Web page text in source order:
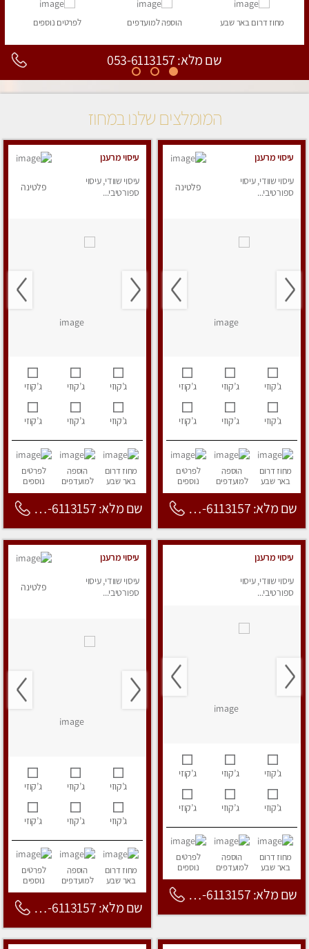
מחוז דרוםבאר שבע הוספהלמועדפים לפרטים נוספים
שם מלא: 053-6113157
המומלצים שלנו במחוז
עיסוי מרענן
עיסוי שוודי, עיסוי
ספורטיבי...
פלטינה
ג’קוזי ג’קוזי ג’קוזי
ג’קוזי ג’קוזי ג’קוזי
מחוז דרום
באר שבע
הוספה
למועדפים
לפרטים
נוספים
שם מלא: 053-6113157
עיסוי מרענן
עיסוי שוודי, עיסוי
ספורטיבי...
פלטינה
ג’קוזי ג’קוזי ג’קוזי
ג’קוזי ג’קוזי ג’קוזי
מחוז דרום
באר שבע
הוספה
למועדפים
לפרטים
נוספים
שם מלא: 053-6113157
עיסוי מרענן
עיסוי שוודי, עיסוי
ספורטיבי...
ג’קוזי ג’קוזי ג’קוזי
ג’קוזי ג’קוזי ג’קוזי
מחוז דרום
באר שבע
הוספה
למועדפים
לפרטים
נוספים
שם מלא: 053-6113157
עיסוי מרענן
עיסוי שוודי, עיסוי
ספורטיבי...
פלטינה
ג’קוזי ג’קוזי ג’קוזי
ג’קוזי ג’קוזי ג’קוזי
מחוז דרום
באר שבע
הוספה
למועדפים
לפרטים
נוספים
שם מלא: 053-6113157